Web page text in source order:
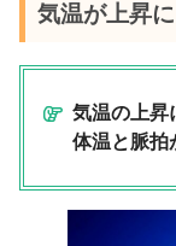
気温が上昇
気温の上昇
体温と脈拍